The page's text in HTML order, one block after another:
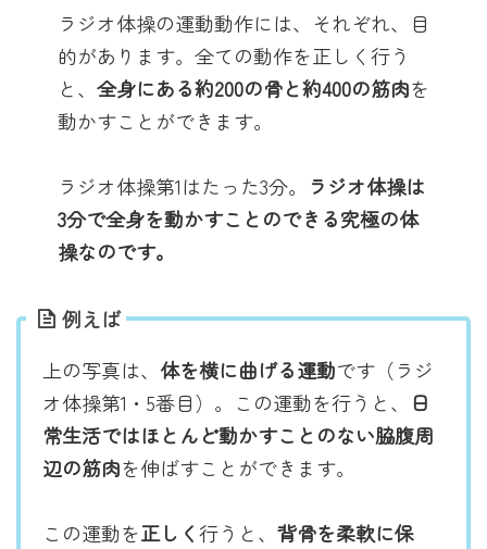
ラジオ体操の運動動作には、それぞれ、目
的があります。全ての動作を正しく行う
と、 全身にある約200の骨と約400の筋肉を
動かすことができます。
ラジオ体操第1はたった3分。
ラジオ体操は
3分で全身を動かすことのできる究極の体
操なのです。
例えば
上の写真は、 体を横に曲げる運動です（ラジ
オ体操第1・5番目）。この運動を行うと、 日
常生活ではほとんど動かすことのない脇腹周
辺の筋肉を伸ばすことができます。
この運動を正しく行うと、 背骨を柔軟に保